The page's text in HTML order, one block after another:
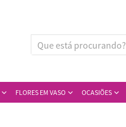
FLORES EM VASO OCASIÕES